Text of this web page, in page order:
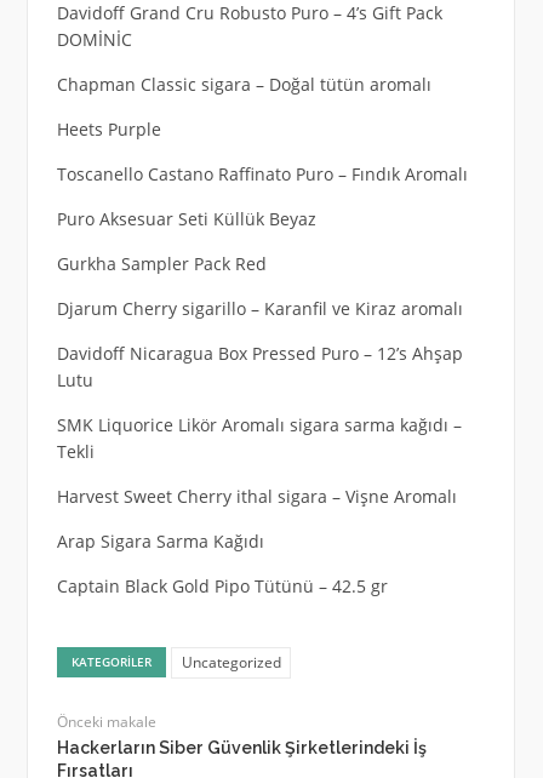
Davidoff Grand Cru Robusto Puro – 4’s Gift Pack
DOMİNİC
Chapman Classic sigara – Doğal tütün aromalı
Heets Purple
Toscanello Castano Raffinato Puro – Fındık Aromalı
Puro Aksesuar Seti Küllük Beyaz
Gurkha Sampler Pack Red
Djarum Cherry sigarillo – Karanfil ve Kiraz aromalı
Davidoff Nicaragua Box Pressed Puro – 12’s Ahşap
Lutu
SMK Liquorice Likör Aromalı sigara sarma kağıdı –
Tekli
Harvest Sweet Cherry ithal sigara – Vişne Aromalı
Arap Sigara Sarma Kağıdı
Captain Black Gold Pipo Tütünü – 42.5 gr
KATEGORILER Uncategorized
Önceki makale
Hackerların Siber Güvenlik Şirketlerindeki İş
Fırsatları